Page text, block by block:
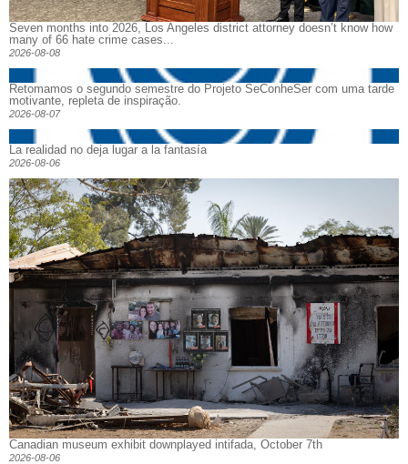
Seven months into 2026, Los Angeles district attorney doesn’t know how
many of 66 hate crime cases...
2026-08-08
Retomamos o segundo semestre do Projeto SeConheSer com uma tarde
motivante, repleta de inspiração.
2026-08-07
La realidad no deja lugar a la fantasía
2026-08-06
Canadian museum exhibit downplayed intifada, October 7th
2026-08-06